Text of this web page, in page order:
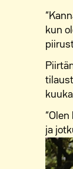
kun
ja